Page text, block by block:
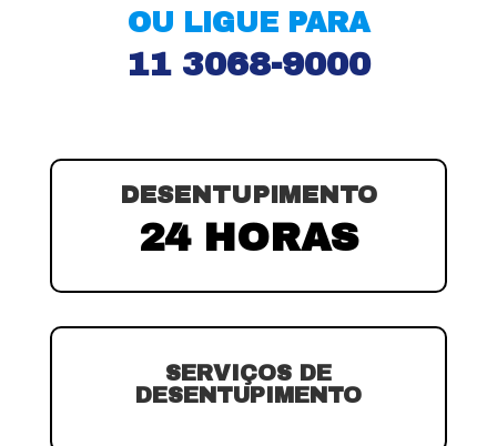
OU LIGUE PARA
11 3068-9000
DESENTUPIMENTO
24 HORAS
SERVIÇOS DE
DESENTUPIMENTO